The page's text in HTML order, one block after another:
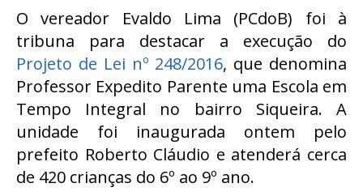
O vereador Evaldo Lima (PCdoB) foi à
tribuna para destacar a execução do
Projeto de Lei nº 248/2016, que denomina
Professor Expedito Parente uma Escola em
Tempo Integral no bairro Siqueira. A
unidade foi inaugurada ontem pelo
prefeito Roberto Cláudio e atenderá cerca
de 420 crianças do 6º ao 9º ano.